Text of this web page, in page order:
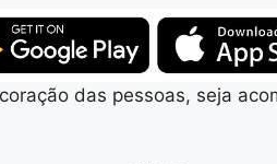
das pessoas, seja